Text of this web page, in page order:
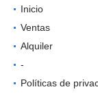
Inicio
Ventas
Alquiler
-
Políticas de